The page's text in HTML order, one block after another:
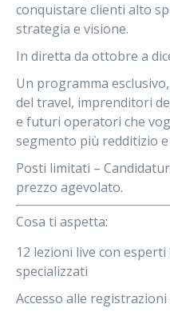
conquistare clienti alto
strategia e visione.
In diretta da ottobre a
Un programma
del travel, imprenditori
e futuri operatori che
segmento più redditizio
Posti limitati –
prezzo agevolato.
Cosa ti aspetta:
12 lezioni live con esperti
specializzati
Accesso alle registrazioni